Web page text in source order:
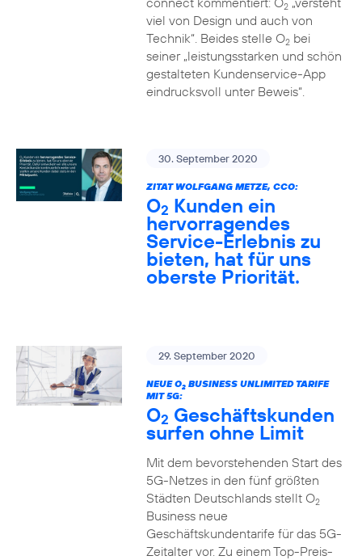
2
viel von Design und auch von
Technik“. Beides stelle O2bei
seiner „leistungsstarken und schön
gestalteten Kundenservice-App
eindrucksvoll unter Beweis“.
30. September 2020
ZITAT WOLFGANG METZE, CCO:
O2 Kunden ein
hervorragendes
Service-Erlebnis zu
bieten, hat für uns
oberste Priorität.
29. September 2020
NEUE O2BUSINESS UNLIMITED TARIFE
MIT 5G:
O2 Geschäftskunden
surfen ohne Limit
Mit dem bevorstehenden Start des
5G-Netzes in den fünf größten
Städten Deutschlands stellt O2
Business neue
Geschäftskundentarife für das 5G-
Zeitalter vor. Zu einem Top-Preis-